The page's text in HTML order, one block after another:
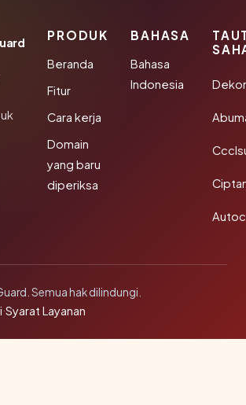
PRODUK
Beranda
Fitur
Cara kerja
Domain
yang baru
diperiksa
BAHASA
Bahasa
Indonesia
Semua hak dilindungi.
·Syarat Layanan